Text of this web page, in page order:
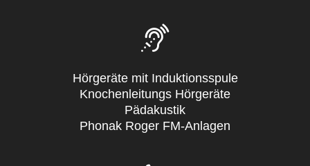
Hörgeräte mit Induktionsspule
Knochenleitungs Hörgeräte
Pädakustik
Phonak Roger FM-Anlagen